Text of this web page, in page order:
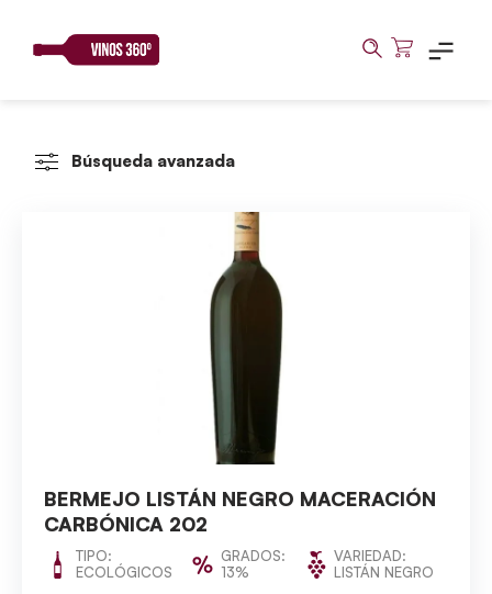
content
Búsqueda avanzada
BERMEJO LISTÁN NEGRO MACERACIÓN
CARBÓNICA 202
TIPO:
ECOLÓGICOS
GRADOS:
13%
VARIEDAD:
LISTÁN NEGRO